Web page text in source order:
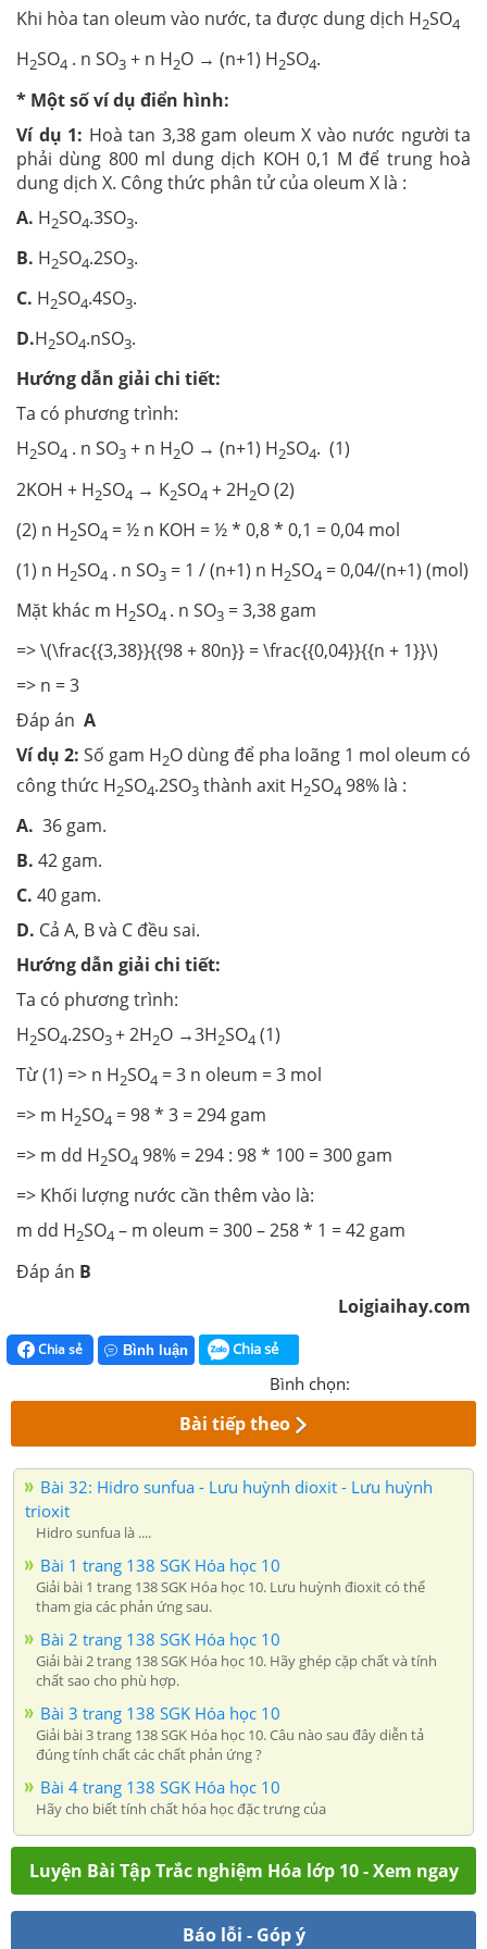
Khi hòa tan oleum vào nước, ta được dung dịch H2SO4
H2SO4 . n SO3 + n H2O → (n+1) H2SO4.
* Một số ví dụ điển hình:
Ví dụ 1: Hoà tan 3,38 gam oleum X vào nước người ta
phải dùng 800 ml dung dịch KOH 0,1 M để trung hoà
dung dịch X. Công thức phân tử của oleum X là :
A. H2SO4.3SO3.
B. H2SO4.2SO3.
C. H2SO4.4SO3.
D.H2SO4.nSO3.
Hướng dẫn giải chi tiết:
Ta có phương trình:
H2SO4 . n SO3 + n H2O → (n+1) H2SO4. (1)
2KOH + H2SO4 → K2SO4 + 2H2O (2)
(2) n H2SO4 = ½ n KOH = ½ * 0,8 * 0,1 = 0,04 mol
(1) n H2SO4 . n SO3 = 1 / (n+1) n H2SO4 = 0,04/(n+1) (mol)
Mặt khác m H2SO4. n SO3 = 3,38 gam
=> \(\frac{{3,38}}{{98 + 80n}} = \frac{{0,04}}{{n + 1}}\)
=> n = 3
Đáp án A
Ví dụ 2: Số gam H2O dùng để pha loãng 1 mol oleum có
công thức H2SO4.2SO3 thành axit H2SO4 98% là :
A. 36 gam.
B. 42 gam.
C. 40 gam.
D. Cả A, B và C đều sai.
Hướng dẫn giải chi tiết:
Ta có phương trình:
H2SO4.2SO3+ 2H2O →3H2SO4 (1)
Từ (1) => n H2SO4 = 3 n oleum = 3 mol
=> m H2SO4 = 98 * 3 = 294 gam
=> m dd H2SO4 98% = 294 : 98 * 100 = 300 gam
=> Khối lượng nước cần thêm vào là:
m dd H2SO4 – m oleum = 300 – 258 * 1 = 42 gam
Đáp án B
Loigiaihay.com
Chia sẻ Bình luận Chia sẻ
Bình chọn:
Bài tiếp theo
Bài 32: Hidro sunfua - Lưu huỳnh dioxit - Lưu huỳnh
trioxit
Hidro sunfua là ....
Bài 1 trang 138 SGK Hóa học 10
Giải bài 1 trang 138 SGK Hóa học 10. Lưu huỳnh đioxit có thể
tham gia các phản ứng sau.
Bài 2 trang 138 SGK Hóa học 10
Giải bài 2 trang 138 SGK Hóa học 10. Hãy ghép cặp chất và tính
chất sao cho phù hợp.
Bài 3 trang 138 SGK Hóa học 10
Giải bài 3 trang 138 SGK Hóa học 10. Câu nào sau đây diễn tả
đúng tính chất các chất phản ứng ?
Bài 4 trang 138 SGK Hóa học 10
Hãy cho biết tính chất hóa học đặc trưng của
Luyện Bài Tập Trắc nghiệm Hóa lớp 10 - Xem ngay
Báo lỗi - Góp ý